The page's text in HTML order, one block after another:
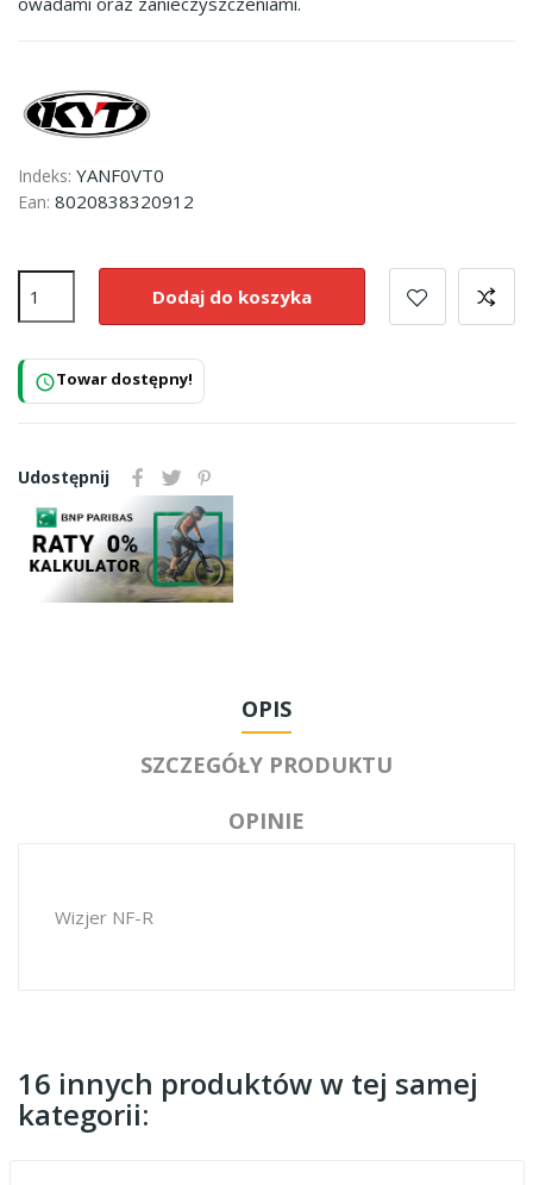
Indeks: YANF0VT0
Ean: 8020838320912
Dodaj do koszyka
scheduleTowar dostępny!
Udostępnij
OPIS
SZCZEGÓŁY PRODUKTU
OPINIE
Wizjer NF-R
16 innych produktów w tej samej
kategorii: